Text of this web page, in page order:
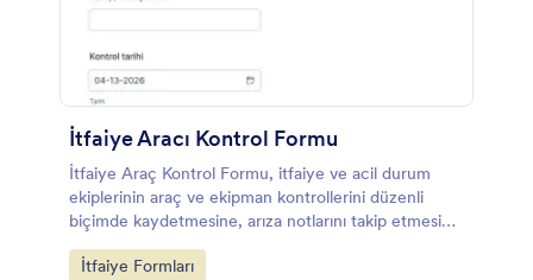
İtfaiye Aracı Kontrol Formu
İtfaiye Araç Kontrol Formu, itfaiye ve acil durum
ekiplerinin araç ve ekipman kontrollerini düzenli
biçimde kaydetmesine, arıza notlarını takip etmesine
ve Jotform üzerinden veri toplamayı hızlandırmasına
yardımcı olur.
Go to Category:
İtfaiye Formları